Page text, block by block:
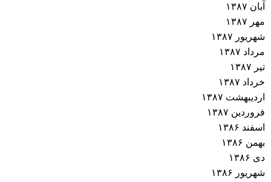
آبان ۱۳۸۷
مهر ۱۳۸۷
شهریور ۱۳۸۷
مرداد ۱۳۸۷
تیر ۱۳۸۷
خرداد ۱۳۸۷
اردیبهشت ۱۳۸۷
فروردین ۱۳۸۷
اسفند ۱۳۸۶
بهمن ۱۳۸۶
دی ۱۳۸۶
شهریور ۱۳۸۶